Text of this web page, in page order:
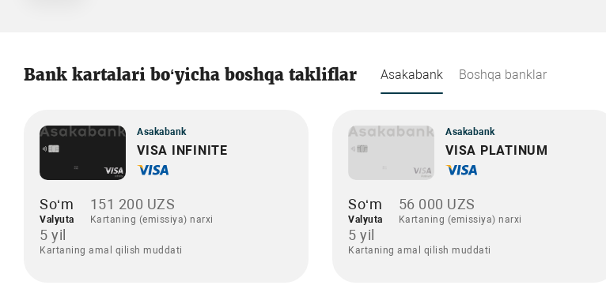
Bank kartalari bo‘yicha boshqa takliflar Asakabank Boshqa banklar
Asakabank
VISA INFINITE
So‘m
Valyuta
151 200 UZS
Kartaning (emissiya) narxi
5 yil
Kartaning amal qilish muddati
Asakabank
VISA PLATINUM
So‘m
Valyuta
56 000 UZS
Kartaning (emissiya) narxi
5 yil
Kartaning amal qilish muddati